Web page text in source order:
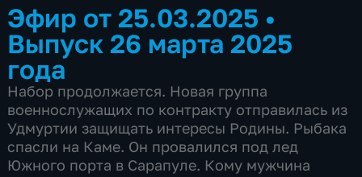
Эфир от 25.03.2025 •
Выпуск 26 марта 2025
года
Набор продолжается. Новая группа
военнослужащих по контракту отправилась из
Удмуртии защищать интересы Родины. Рыбака
спасли на Каме. Он провалился под лед
Южного порта в Сарапуле. Кому мужчина